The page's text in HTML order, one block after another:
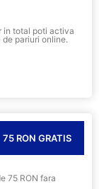
in total poti activa
pariuri online.
75 RON GRATIS
75 RON fara